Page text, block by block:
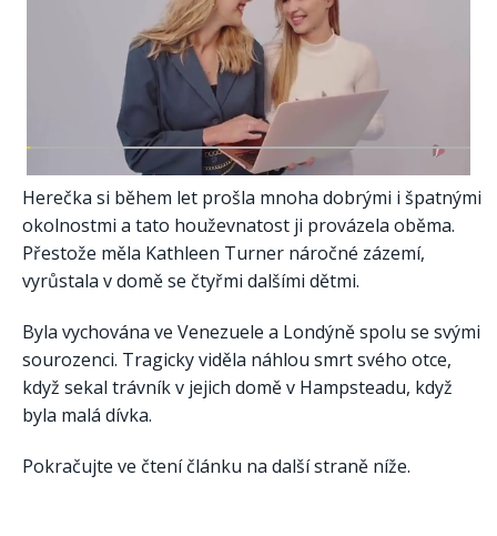
Herečka si během let prošla mnoha dobrými i špatnými
okolnostmi a tato houževnatost ji provázela oběma.
Přestože měla Kathleen Turner náročné zázemí,
vyrůstala v domě se čtyřmi dalšími dětmi.
Byla vychována ve Venezuele a Londýně spolu se svými
sourozenci. Tragicky viděla náhlou smrt svého otce,
když sekal trávník v jejich domě v Hampsteadu, když
byla malá dívka.
Pokračujte ve čtení článku na další straně níže.